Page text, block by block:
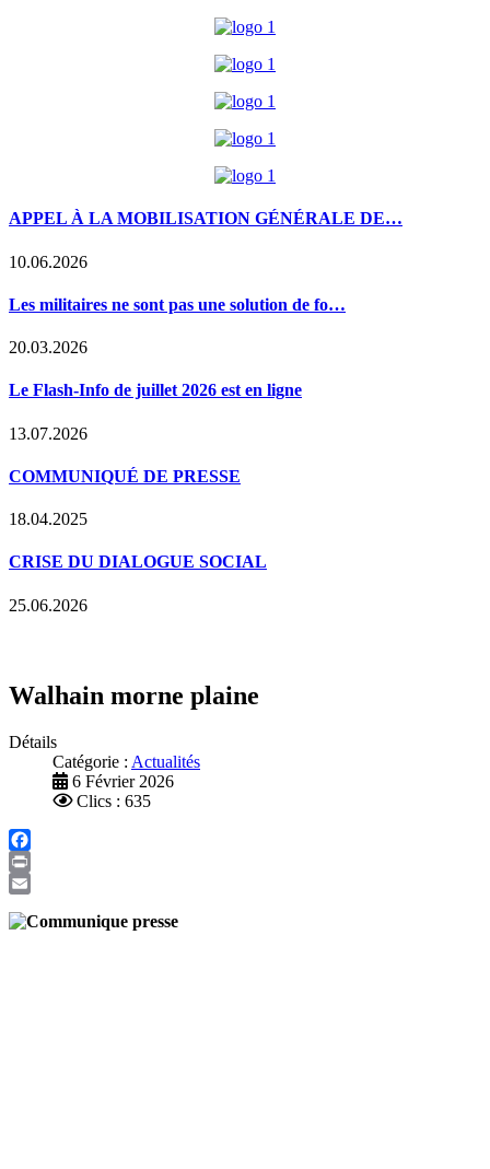
APPEL À LA MOBILISATION GÉNÉRALE DE…
10.06.2026
Les militaires ne sont pas une solution de fo…
20.03.2026
Le Flash-Info de juillet 2026 est en ligne
13.07.2026
COMMUNIQUÉ DE PRESSE
18.04.2025
CRISE DU DIALOGUE SOCIAL
25.06.2026
Walhain morne plaine
Détails
Catégorie : Actualités
6 Février 2026
Clics : 635
Facebook
Print